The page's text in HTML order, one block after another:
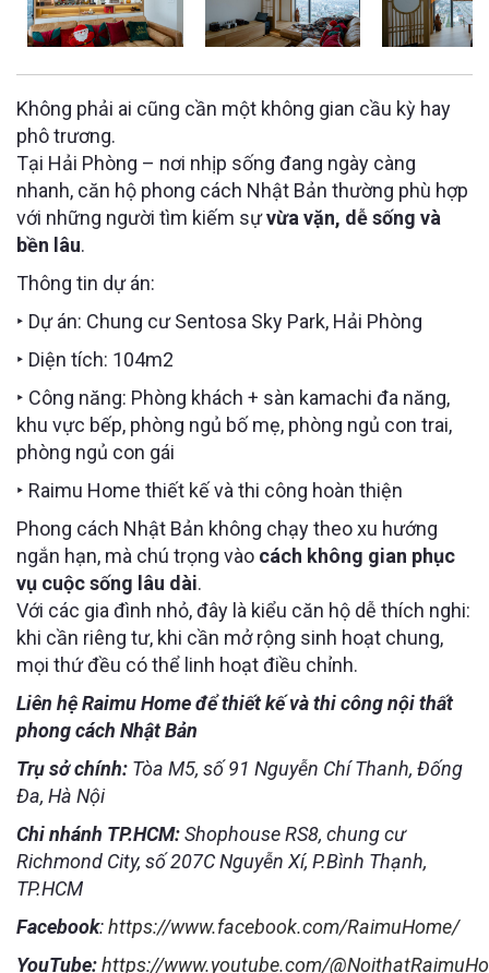
Không phải ai cũng cần một không gian cầu kỳ hay
phô trương.
Tại Hải Phòng – nơi nhịp sống đang ngày càng
nhanh, căn hộ phong cách Nhật Bản thường phù hợp
với những người tìm kiếm sựvừa vặn, dễ sống và
bền lâu.
Thông tin dự án:
‣ Dự án: Chung cư Sentosa Sky Park, Hải Phòng
‣ Diện tích: 104m2
‣ Công năng: Phòng khách + sàn kamachi đa năng,
khu vực bếp, phòng ngủ bố mẹ, phòng ngủ con trai,
phòng ngủ con gái
‣ Raimu Home thiết kế và thi công hoàn thiện
Phong cách Nhật Bản không chạy theo xu hướng
ngắn hạn, mà chú trọng vào cách không gian phục
vụ cuộc sống lâu dài.
Với các gia đình nhỏ, đây là kiểu căn hộ dễ thích nghi:
khi cần riêng tư, khi cần mở rộng sinh hoạt chung,
mọi thứ đều có thể linh hoạt điều chỉnh.
Liên hệ Raimu Home để thiết kế và thi công nội thất
phong cách Nhật Bản
Trụ sở chính: Tòa M5, số 91 Nguyễn Chí Thanh, Đống
Đa, Hà Nội
Chi nhánh TP.HCM:Shophouse RS8, chung cư
Richmond City, số 207C Nguyễn Xí, P.Bình Thạnh,
TP.HCM
Facebook:https://www.facebook.com/RaimuHome/
YouTube:https://www.youtube.com/